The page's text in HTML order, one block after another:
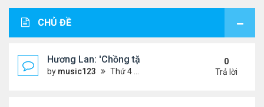
CHỦ ĐỀ
Hương Lan: 'Chồng tặng tôi khu vườn tình yêu'
by music123 Thứ 4 Tháng 8 05, 2026 7:15 pm
0
Trả lời